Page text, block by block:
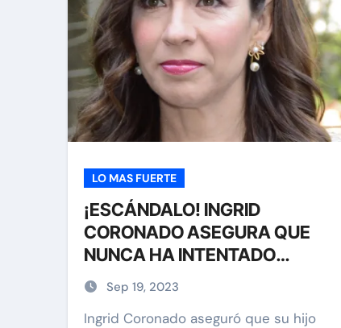
LO MAS FUERTE
¡ESCÁNDALO! INGRID
CORONADO ASEGURA QUE
NUNCA HA INTENTADO
ENVENENAR A SU HIJO CONTRA
CHARLY LÓPEZ
Sep 19, 2023
Ingrid Coronado aseguró que su hijo